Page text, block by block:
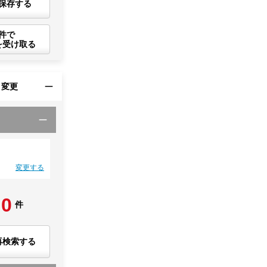
存する
で
受け取る
更
変更する
0 件
検索する